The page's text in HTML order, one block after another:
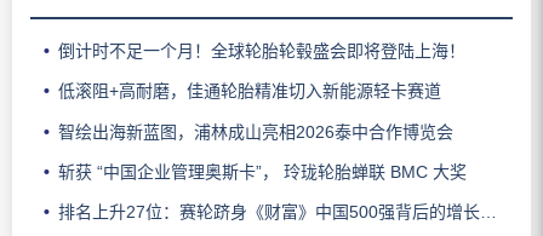
倒计时不足一个月！全球轮胎轮毂盛会即将登陆上海！
低滚阻+高耐磨，佳通轮胎精准切入新能源轻卡赛道
智绘出海新蓝图，浦林成山亮相2026泰中合作博览会
斩获 “中国企业管理奥斯卡”， 玲珑轮胎蝉联 BMC 大奖
排名上升27位：赛轮跻身《财富》中国500强背后的增长逻辑